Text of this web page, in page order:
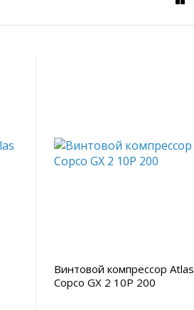
Винтовой компрессор Atlas
Copco GX 2 10P 200